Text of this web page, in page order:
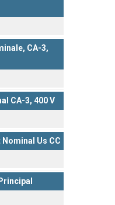
CA-3,
CA-3, 400 V
Us CC